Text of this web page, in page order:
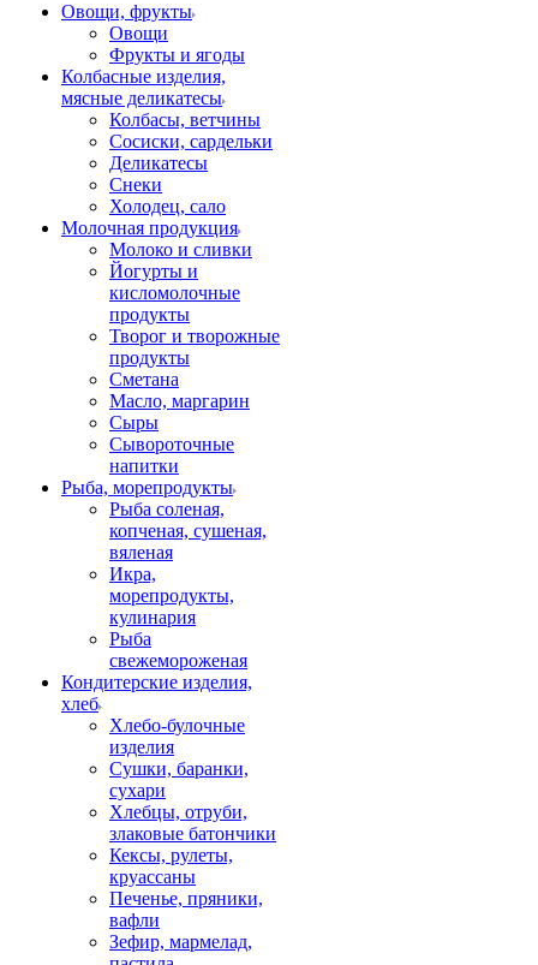
Овощи, фрукты
Овощи
Фрукты и ягоды
Колбасные изделия,
мясные деликатесы
Колбасы, ветчины
Сосиски, сардельки
Деликатесы
Снеки
Холодец, сало
Молочная продукция
Молоко и сливки
Йогурты и
кисломолочные
продукты
Творог и творожные
продукты
Сметана
Масло, маргарин
Сыры
Сывороточные
напитки
Рыба, морепродукты
Рыба соленая,
копченая, сушеная,
вяленая
Икра,
морепродукты,
кулинария
Рыба
свежемороженая
Кондитерские изделия,
хлеб
Хлебо-булочные
изделия
Сушки, баранки,
сухари
Хлебцы, отруби,
злаковые батончики
Кексы, рулеты,
круассаны
Печенье, пряники,
вафли
Зефир, мармелад,